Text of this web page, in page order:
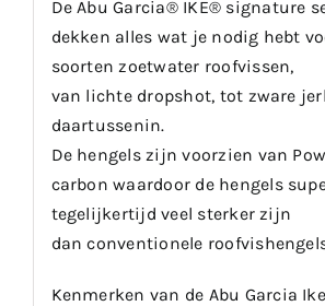
De Abu Garcia® IKE® signature
dekken alles wat je nodig hebt
soorten zoetwater roofvissen,
van lichte dropshot, tot zware
daartussenin.
De hengels zijn voorzien van
carbon waardoor de hengels
tegelijkertijd veel sterker zijn
dan conventionele
Kenmerken van de Abu Garcia